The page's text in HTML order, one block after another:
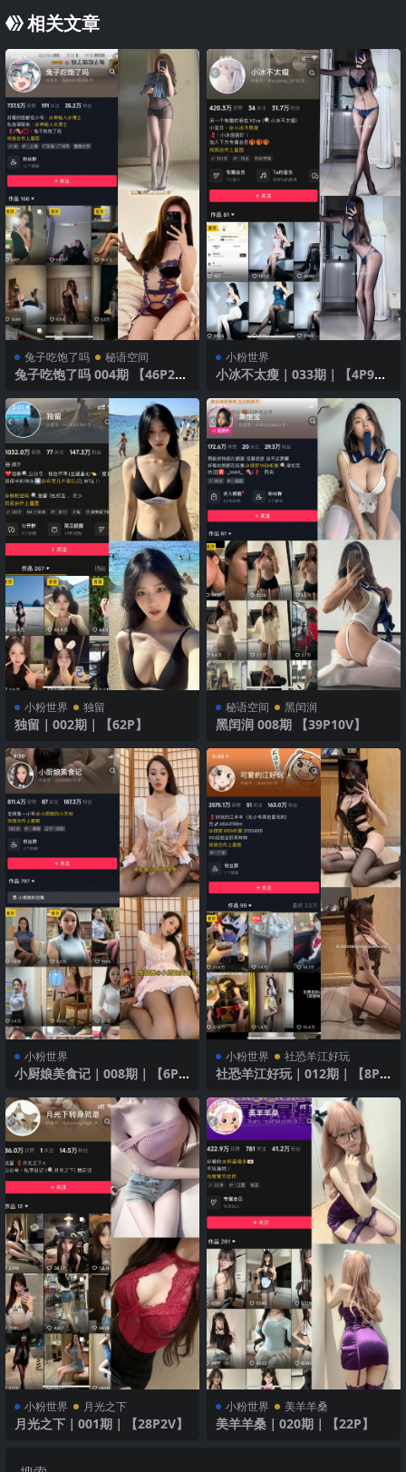
相关文章
兔子吃饱了吗 秘语空间
兔子吃饱了吗 004期 【46P2
小粉世界
小冰不太瘦｜033期｜【4P9
小粉世界 独留
独留｜002期｜【62P】
秘语空间 黑闰润
黑闰润 008期 【39P10V】
小粉世界
小厨娘美食记｜008期｜【6P3
小粉世界 社恐羊江好玩
社恐羊江好玩｜012期｜【8P6
小粉世界 月光之下
月光之下｜001期｜【28P2V】
小粉世界 美羊羊桑
美羊羊桑｜020期｜【22P】